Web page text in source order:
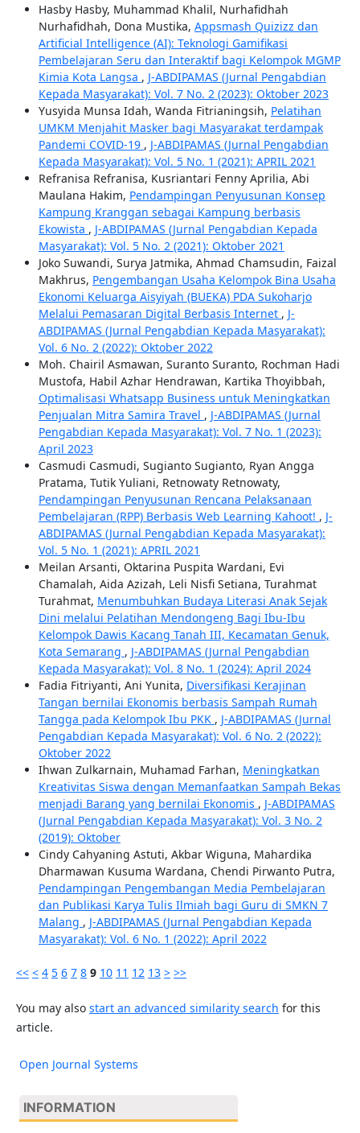
Hasby Hasby, Muhammad Khalil, Nurhafidhah
Nurhafidhah, Dona Mustika, Appsmash Quizizz dan
Artificial Intelligence (AI): Teknologi Gamifikasi
Pembelajaran Seru dan Interaktif bagi Kelompok MGMP
Kimia Kota Langsa , J-ABDIPAMAS (Jurnal Pengabdian
Kepada Masyarakat): Vol. 7 No. 2 (2023): Oktober 2023
Yusyida Munsa Idah, Wanda Fitrianingsih, Pelatihan
UMKM Menjahit Masker bagi Masyarakat terdampak
Pandemi COVID-19 , J-ABDIPAMAS (Jurnal Pengabdian
Kepada Masyarakat): Vol. 5 No. 1 (2021): APRIL 2021
Refranisa Refranisa, Kusriantari Fenny Aprilia, Abi
Maulana Hakim, Pendampingan Penyusunan Konsep
Kampung Kranggan sebagai Kampung berbasis
Ekowista , J-ABDIPAMAS (Jurnal Pengabdian Kepada
Masyarakat): Vol. 5 No. 2 (2021): Oktober 2021
Joko Suwandi, Surya Jatmika, Ahmad Chamsudin, Faizal
Makhrus, Pengembangan Usaha Kelompok Bina Usaha
Ekonomi Keluarga Aisyiyah (BUEKA) PDA Sukoharjo
Melalui Pemasaran Digital Berbasis Internet , J-
ABDIPAMAS (Jurnal Pengabdian Kepada Masyarakat):
Vol. 6 No. 2 (2022): Oktober 2022
Moh. Chairil Asmawan, Suranto Suranto, Rochman Hadi
Mustofa, Habil Azhar Hendrawan, Kartika Thoyibbah,
Optimalisasi Whatsapp Business untuk Meningkatkan
Penjualan Mitra Samira Travel , J-ABDIPAMAS (Jurnal
Pengabdian Kepada Masyarakat): Vol. 7 No. 1 (2023):
April 2023
Casmudi Casmudi, Sugianto Sugianto, Ryan Angga
Pratama, Tutik Yuliani, Retnowaty Retnowaty,
Pendampingan Penyusunan Rencana Pelaksanaan
Pembelajaran (RPP) Berbasis Web Learning Kahoot! , J-
ABDIPAMAS (Jurnal Pengabdian Kepada Masyarakat):
Vol. 5 No. 1 (2021): APRIL 2021
Meilan Arsanti, Oktarina Puspita Wardani, Evi
Chamalah, Aida Azizah, Leli Nisfi Setiana, Turahmat
Turahmat, Menumbuhkan Budaya Literasi Anak Sejak
Dini melalui Pelatihan Mendongeng Bagi Ibu-Ibu
Kelompok Dawis Kacang Tanah III, Kecamatan Genuk,
Kota Semarang , J-ABDIPAMAS (Jurnal Pengabdian
Kepada Masyarakat): Vol. 8 No. 1 (2024): April 2024
Fadia Fitriyanti, Ani Yunita, Diversifikasi Kerajinan
Tangan bernilai Ekonomis berbasis Sampah Rumah
Tangga pada Kelompok Ibu PKK , J-ABDIPAMAS (Jurnal
Pengabdian Kepada Masyarakat): Vol. 6 No. 2 (2022):
Oktober 2022
Ihwan Zulkarnain, Muhamad Farhan, Meningkatkan
Kreativitas Siswa dengan Memanfaatkan Sampah Bekas
menjadi Barang yang bernilai Ekonomis , J-ABDIPAMAS
(Jurnal Pengabdian Kepada Masyarakat): Vol. 3 No. 2
(2019): Oktober
Cindy Cahyaning Astuti, Akbar Wiguna, Mahardika
Dharmawan Kusuma Wardana, Chendi Pirwanto Putra,
Pendampingan Pengembangan Media Pembelajaran
dan Publikasi Karya Tulis Ilmiah bagi Guru di SMKN 7
Malang , J-ABDIPAMAS (Jurnal Pengabdian Kepada
Masyarakat): Vol. 6 No. 1 (2022): April 2022
<< < 4 5 6 7 8 9 10 11 12 13 > >>
You may also start an advanced similarity search for this
article.
Open Journal Systems
INFORMATION